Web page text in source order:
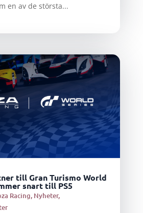
en av de största...
till Gran Turismo World
snart till PS5
Racing, Nyheter,